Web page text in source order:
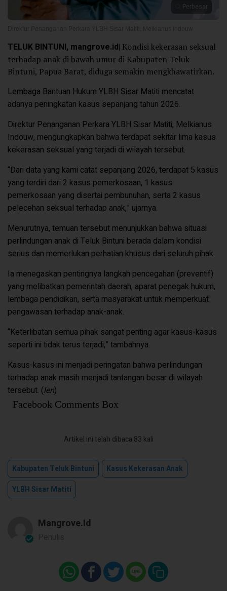
Perbesar
TELUK BINTUNI, mangrove.id| Kondisi kekerasan seksual
terhadap anak di bawah umur di Kabupaten Teluk
Bintuni, Papua Barat, diduga semakin mengkhawatirkan.
Lembaga Bantuan Hukum YLBH Sisar Matiti mencatat
adanya peningkatan kasus sepanjang tahun 2026.
Direktur Penanganan Perkara YLBH Sisar Matiti, Melkianus
Indouw, mengungkapkan bahwa terdapat sekitar lima kasus
kekerasan seksual yang terjadi di wilayah tersebut.
“Dari data yang kami catat sepanjang 2026, terdapat 5 kasus
yang terdiri dari 2 kasus pemerkosaan, 1 kasus
pemerkosaan yang disertai pembunuhan, serta 2 kasus
pelecehan seksual terhadap anak,” ujarnya.
Menurutnya, temuan tersebut menunjukkan bahwa situasi
perlindungan anak di Teluk Bintuni berada dalam kondisi
serius dan memerlukan perhatian khusus dari seluruh pihak.
Ia menegaskan pentingnya langkah pencegahan (preventif)
yang melibatkan pemerintah daerah, aparat penegak hukum,
lembaga pendidikan, serta masyarakat untuk memperkuat
pengawasan terhadap anak-anak.
“Keterlibatan semua pihak sangat penting agar kasus-kasus
seperti ini tidak terus terjadi,” tambahnya.
Kasus-kasus ini menjadi peringatan bahwa perlindungan
terhadap anak masih menjadi tantangan besar di wilayah
tersebut. (len)
Facebook Comments Box
Artikel ini telah dibaca 83 kali
Kabupaten Teluk Bintuni
Kasus Kekerasan Anak
YLBH Sisar Matiti
Mangrove.id